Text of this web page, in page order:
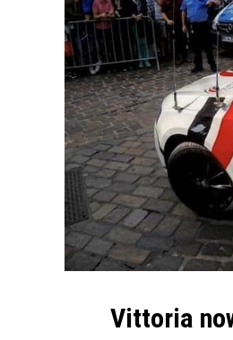
Vittoria